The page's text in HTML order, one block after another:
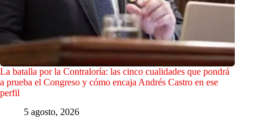
La batalla por la Contraloría: las cinco cualidades que pondrá
a prueba el Congreso y cómo encaja Andrés Castro en ese
perfil
5 agosto, 2026